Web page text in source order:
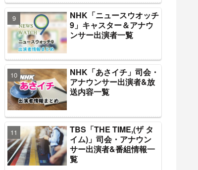
NHK「ニュースウオッチ
9」キャスター＆アナウ
ンサー出演者一覧
NHK「あさイチ」司会・
アナウンサー出演者&放
送内容一覧
TBS「THE TIME,(ザ タ
イム)」司会・アナウン
サー出演者&番組情報一
覧